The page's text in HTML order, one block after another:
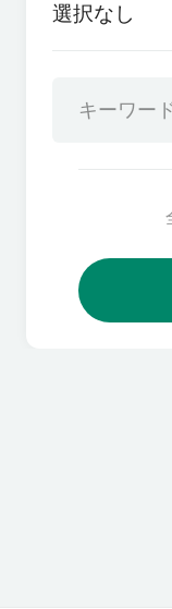
選択なし